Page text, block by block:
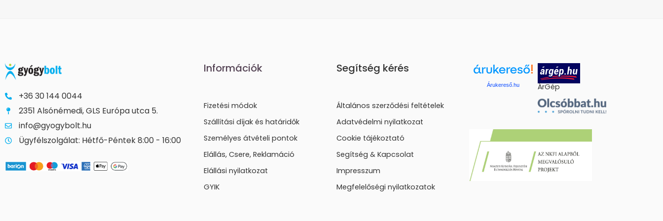
+36 30 144 0044
2351 Alsónémedi, GLS Európa utca 5.
info@gyogybolt.hu
Ügyfélszolgálat: Hétfő-Péntek 8:00 - 16:00
Információk
Fizetési módok
Szállítási díjak és határidők
Személyes átvételi pontok
Elállás, Csere, Reklamáció
Elállási nyilatkozat
GYIK
Segítség kérés
Általános szerződési feltételek
Adatvédelmi nyilatkozat
Cookie tájékoztató
Segítség & Kapcsolat
Impresszum
Megfelelőségi nyilatkozatok
Árukereső.hu ÁrGép